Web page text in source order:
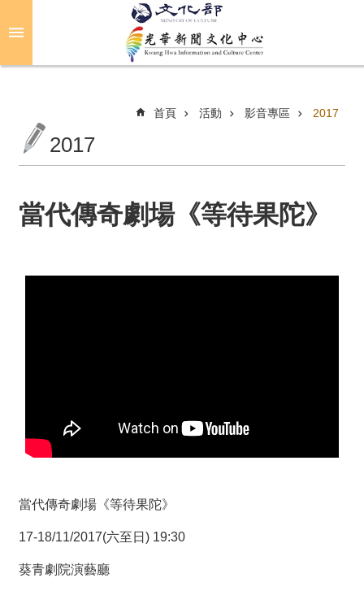
關
光
華
動
站
結
首頁 活動 影音專區 2017
2017
當代傳奇劇場《等待果陀》
當代傳奇劇場《等待果陀》
17-18/11/2017(六至日) 19:30
葵青劇院演藝廳